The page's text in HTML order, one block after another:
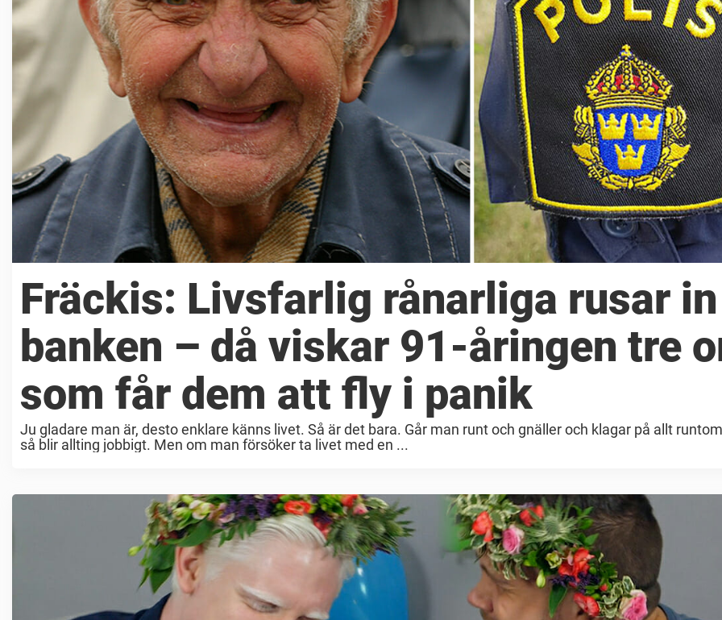
Fräckis: Livsfarlig rånarliga rusar
banken – då viskar 91-åringen tre
som får dem att fly i panik
Ju gladare man är, desto enklare känns livet. Så är det bara. Går man runt och gnäller och klagar på allt
så blir allting jobbigt. Men om man försöker ta livet med en ...